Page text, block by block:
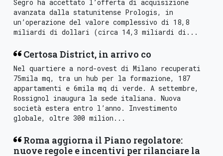
Segro ha accettato l’offerta di acquisizione
avanzata dalla statunitense Prologis, in
un’operazione del valore complessivo di 18,8
miliardi di dollari (circa 14,3 miliardi di...
Certosa District, in arrivo co
Nel quartiere a nord-ovest di Milano recuperati
75mila mq, tra un hub per la formazione, 187
appartamenti e 6mila mq di verde. A settembre,
Rossignol inaugura la sede italiana. Nuova
società estera entro l’anno. Investimento
globale, oltre 300 milion...
Roma aggiorna il Piano regolatore:
nuove regole e incentivi per rilanciare la